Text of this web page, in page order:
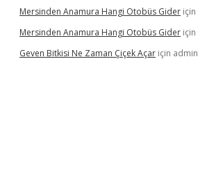
Mersinden Anamura Hangi Otobüs Gider için
Mersinden Anamura Hangi Otobüs Gider için
Geven Bitkisi Ne Zaman Çiçek Açar için admin